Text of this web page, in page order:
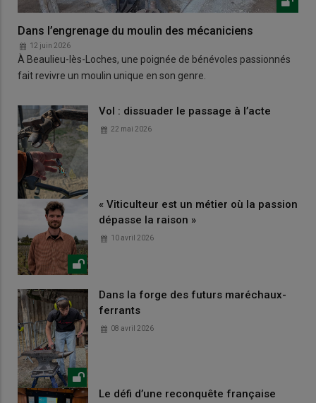
Dans l’engrenage du moulin des mécaniciens
12 juin 2026
À Beaulieu-lès-Loches, une poignée de bénévoles passionnés
fait revivre un moulin unique en son genre.
Vol : dissuader le passage à l’acte
22 mai 2026
« Viticulteur est un métier où la passion
dépasse la raison »
10 avril 2026
Dans la forge des futurs maréchaux-
ferrants
08 avril 2026
Le défi d’une reconquête française